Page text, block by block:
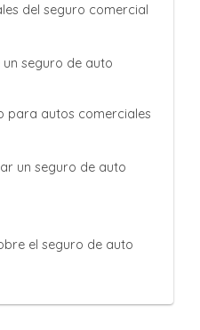
del seguro comercial
seguro de auto
para autos comerciales
un seguro de auto
el seguro de auto